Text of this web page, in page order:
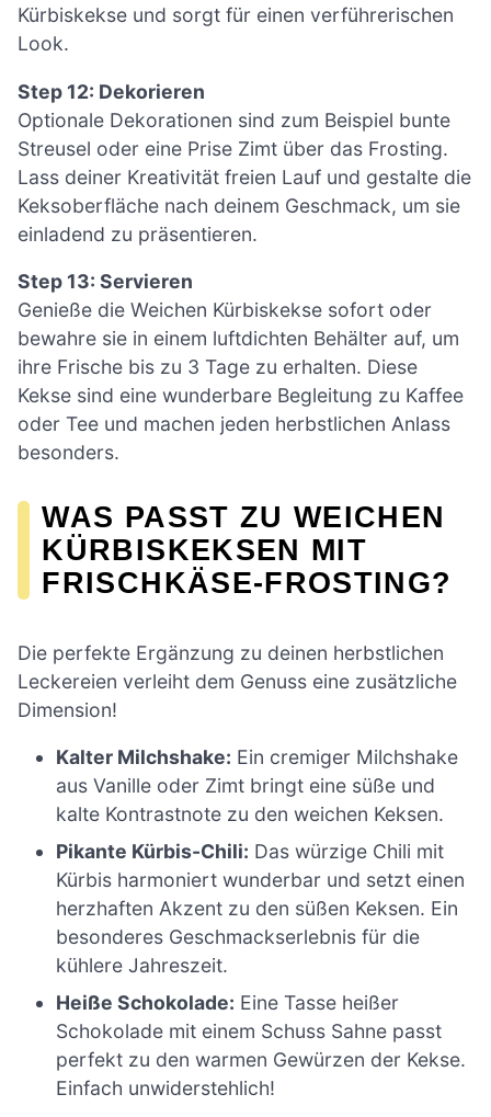
Kürbiskekse und sorgt für einen verführerischen
Look.
Step 12: Dekorieren
Optionale Dekorationen sind zum Beispiel bunte
Streusel oder eine Prise Zimt über das Frosting.
Lass deiner Kreativität freien Lauf und gestalte die
Keksoberfläche nach deinem Geschmack, um sie
einladend zu präsentieren.
Step 13: Servieren
Genieße die Weichen Kürbiskekse sofort oder
bewahre sie in einem luftdichten Behälter auf, um
ihre Frische bis zu 3 Tage zu erhalten. Diese
Kekse sind eine wunderbare Begleitung zu Kaffee
oder Tee und machen jeden herbstlichen Anlass
besonders.
WAS PASST ZU WEICHEN
KÜRBISKEKSEN MIT
FRISCHKÄSE-FROSTING?
Die perfekte Ergänzung zu deinen herbstlichen
Leckereien verleiht dem Genuss eine zusätzliche
Dimension!
Kalter Milchshake: Ein cremiger Milchshake
aus Vanille oder Zimt bringt eine süße und
kalte Kontrastnote zu den weichen Keksen.
Pikante Kürbis-Chili: Das würzige Chili mit
Kürbis harmoniert wunderbar und setzt einen
herzhaften Akzent zu den süßen Keksen. Ein
besonderes Geschmackserlebnis für die
kühlere Jahreszeit.
Heiße Schokolade: Eine Tasse heißer
Schokolade mit einem Schuss Sahne passt
perfekt zu den warmen Gewürzen der Kekse.
Einfach unwiderstehlich!